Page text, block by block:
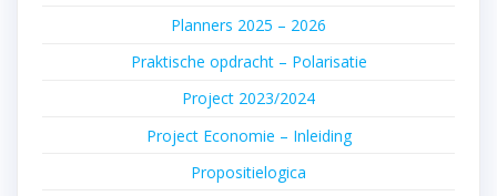
Planners 2025 – 2026
Praktische opdracht – Polarisatie
Project 2023/2024
Project Economie – Inleiding
Propositielogica